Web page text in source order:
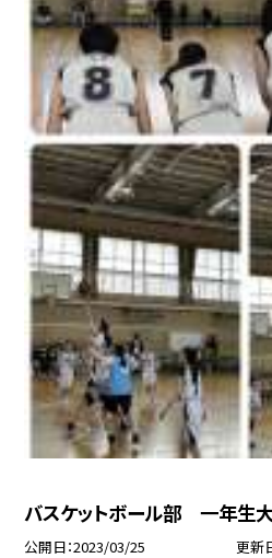
バスケットボール部 一年生
公開日 2023/03/25 更新